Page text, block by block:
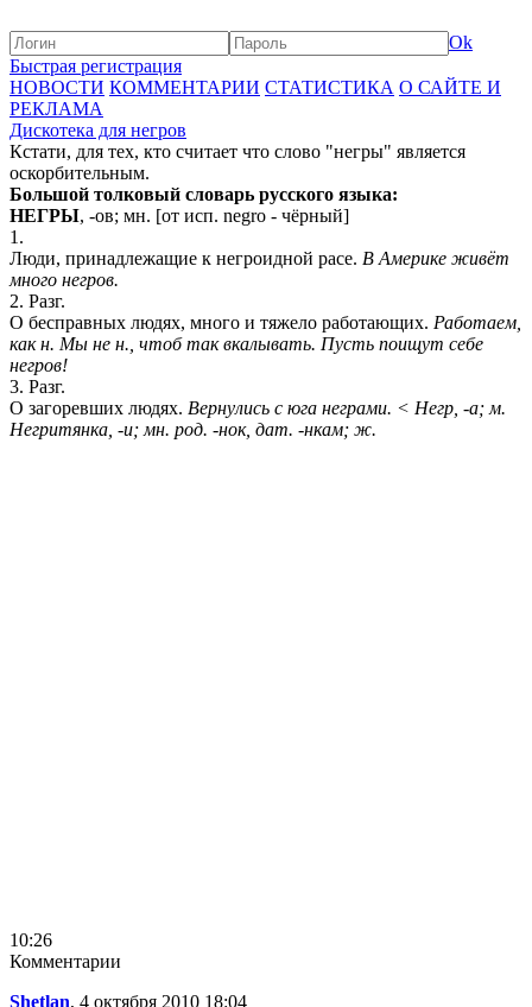
Ok
Быстрая регистрация
НОВОСТИ КОММЕНТАРИИ СТАТИСТИКА О САЙТЕ И
РЕКЛАМА
Дискотека для негров
Кстати, для тех, кто считает что слово "негры" является
оскорбительным.
Большой толковый словарь русского языка:
НЕГРЫ, -ов; мн. [от исп. negro - чёрный]
1.
Люди, принадлежащие к негроидной расе. В Америке живёт
много негров.
2. Разг.
О бесправных людях, много и тяжело работающих. Работаем,
как н. Мы не н., чтоб так вкалывать. Пусть поищут себе
негров!
3. Разг.
О загоревших людях. Вернулись с юга неграми. < Негр, -а; м.
Негритянка, -и; мн. род. -нок, дат. -нкам; ж.
10:26
Комментарии
Shetlan, 4 октября 2010 18:04